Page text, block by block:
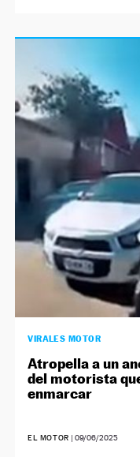
VIRALES MOTOR
Atropella a un
del motorista
enmarcar
EL MOTOR | 09/06/2025